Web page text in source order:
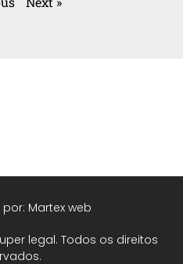
legal. Todos os direitos
Martex web